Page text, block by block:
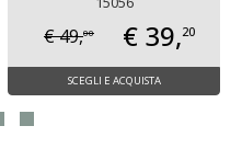
€ 49,00 € 39,20
SCEGLI E ACQUISTA